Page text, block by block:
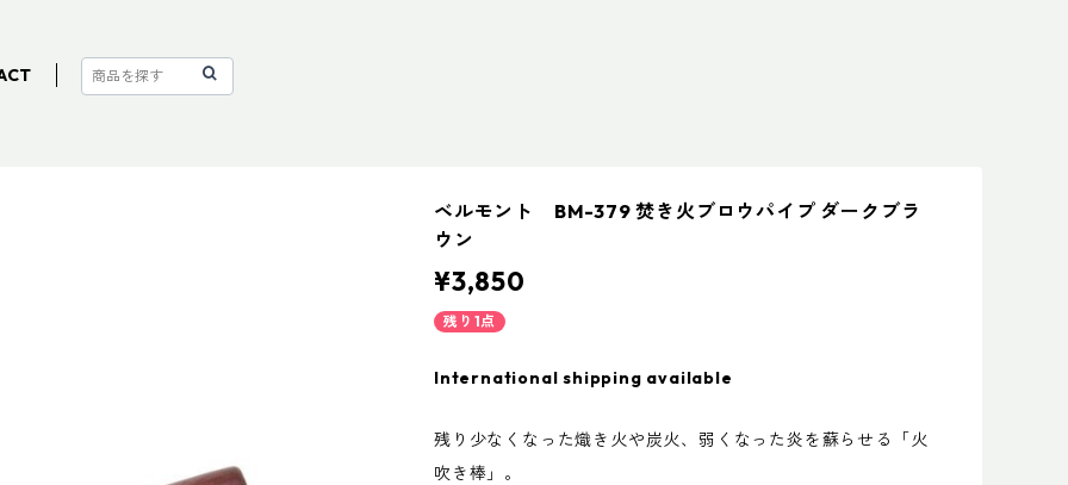
ベルモント BM-379 焚き火ブロウパイプ ダークブラ
ウン
¥3,850
残り1点
International shipping available
残り少なくなった熾き火や炭火、弱くなった炎を蘇らせる「火
吹き棒」。